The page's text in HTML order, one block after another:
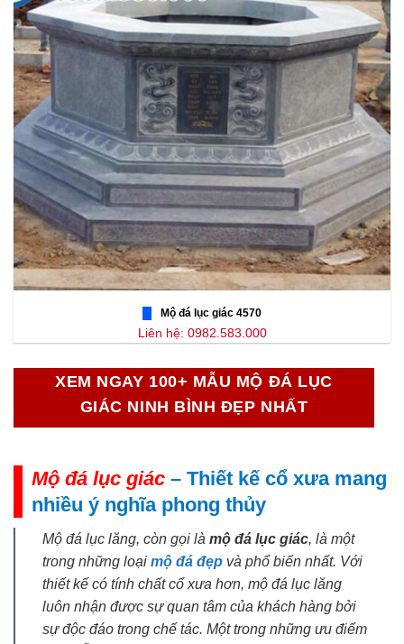
Mộ đá lục giác 4570
Liên hệ: 0982.583.000
XEM NGAY 100+ MẪU MỘ ĐÁ LỤC
GIÁC NINH BÌNH ĐẸP NHẤT
Mộ đá lục giác – Thiết kế cổ xưa mang
nhiều ý nghĩa phong thủy
Mộ đá lục lăng, còn gọi là mộ đá lục giác, là một
trong những loại mộ đá đẹp và phổ biến nhất. Với
thiết kế có tính chất cổ xưa hơn, mộ đá lục lăng
luôn nhận được sự quan tâm của khách hàng bởi
sự độc đáo trong chế tác. Một trong những ưu điểm